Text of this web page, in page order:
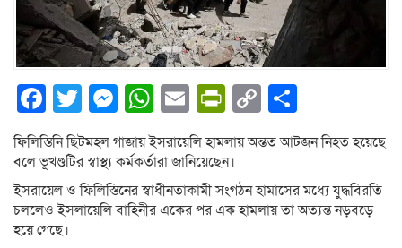
Facebook
Twitter
Messenger
WhatsApp
EmailPrintFriendly
Copy
Link
ফিলিস্তিনি ছিটমহল গাজায় ইসরায়েলি হামলায় অন্তত আটজন নিহত হয়েছে
বলে ভূখণ্ডটির স্বাস্থ্য কর্মকর্তারা জানিয়েছেন।
ইসরায়েল ও ফিলিস্তিনের স্বাধীনতাকামী সংগঠন হামাসের মধ্যে যুদ্ধবিরতি
চললেও ইসলায়েলি বাহিনীর একের পর এক হামলায় তা অত্যন্ত নড়বড়ে
হয়ে গেছে।